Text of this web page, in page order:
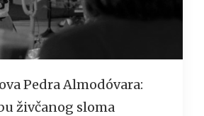
Pedra Almodóvara:
živčanog sloma